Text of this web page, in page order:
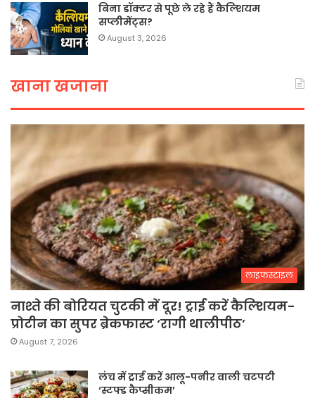
बिना डॉक्टर से पूछे ले रहे हैं कैल्शियम
सप्लीमेंट्स?
August 3, 2026
खाना खजाना
लाइफस्टाइल
नाश्ते की बोरियत चुटकी में दूर! ट्राई करें कैल्शियम-
प्रोटीन का सुपर ब्रेकफास्ट ‘रागी थालीपीठ’
August 7, 2026
लंच में ट्राई करें आलू-पनीर वाली चटपटी
‘स्टफ्ड कैप्सीकम’